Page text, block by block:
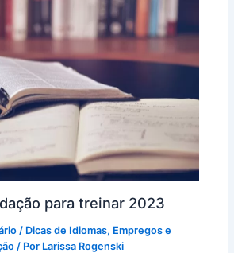
para treinar 2023
/ Dicas de Idiomas, Empregos e
/ Por Larissa Rogenski